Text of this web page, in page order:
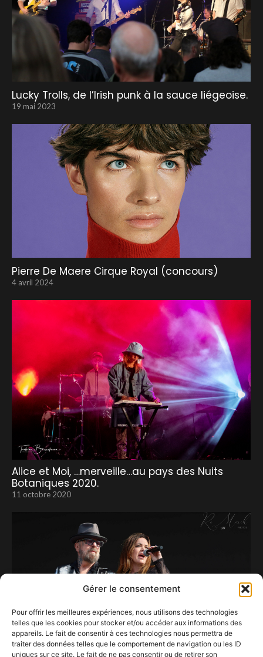
Gérer le consentement
Pour offrir les meilleures expériences, nous utilisons des technologies
telles que les cookies pour stocker et/ou accéder aux informations des
appareils. Le fait de consentir à ces technologies nous permettra de
traiter des données telles que le comportement de navigation ou les ID
uniques sur ce site. Le fait de ne pas consentir ou de retirer son
Lucky Trolls, de l’Irish punk à la sauce liégeoise.
19 mai 2023
Pierre De Maere Cirque Royal (concours)
4 avril 2024
Alice et Moi, …merveille…au pays des Nuits
Botaniques 2020.
11 octobre 2020